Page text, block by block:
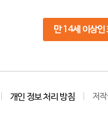
만 14세 이상인
개인 정보 처리 방침 저